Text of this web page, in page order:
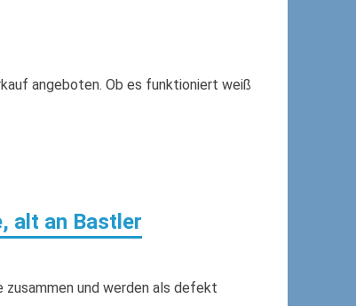
angeboten. Ob es funktioniert weiß
alt an Bastler
zusammen und werden als defekt